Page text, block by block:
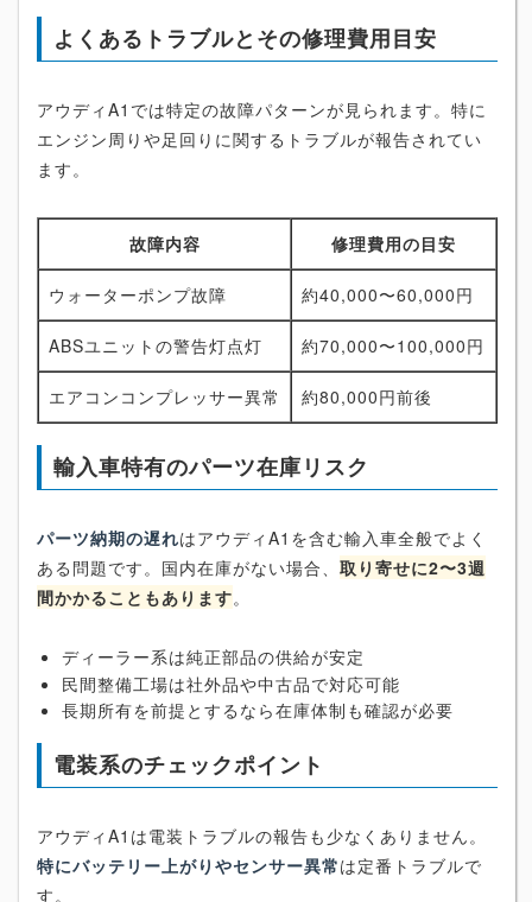
よくあるトラブルとその修理費用目安
アウディA1では特定の故障パターンが見られます。特に
エンジン周りや足回りに関するトラブルが報告されてい
ます。
故障内容 修理費用の目安
ウォーターポンプ故障 約40,000〜60,000円
ABSユニットの警告灯点灯 約70,000〜100,000円
エアコンコンプレッサー異常 約80,000円前後
輸入車特有のパーツ在庫リスク
パーツ納期の遅れはアウディA1を含む輸入車全般でよく
ある問題です。国内在庫がない場合、 取り寄せに2〜3週
間かかることもあります。
ディーラー系は純正部品の供給が安定
民間整備工場は社外品や中古品で対応可能
長期所有を前提とするなら在庫体制も確認が必要
電装系のチェックポイント
アウディA1は電装トラブルの報告も少なくありません。
特にバッテリー上がりやセンサー異常は定番トラブルで
す。